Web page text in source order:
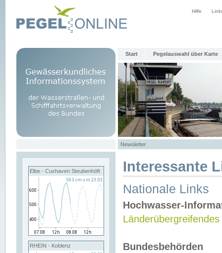
Hilfe
Start Pegelauswahl über Karte
Newsletter
Elbe - Cuxhaven Steubenhöft
RHEIN - Koblenz
Interessante
Nationale Links
Hochwasser-
Bundesbehörden